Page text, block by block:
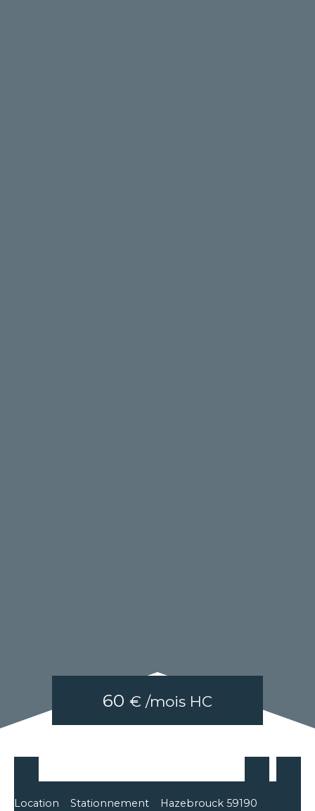
60 € /mois HC
Location Stationnement
Hazebrouck 59190